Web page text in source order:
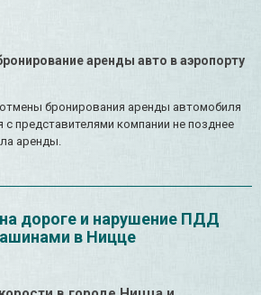
аренды авто в аэропорту
бронирования аренды автомобиля
с представителями компании не позднее
аренды.
дороге и нарушение ПДД
в Ницце